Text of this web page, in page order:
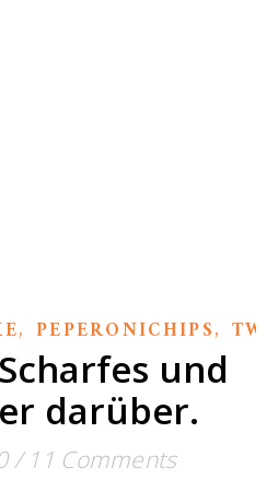
, PEPERONICHIPS,
und
darüber.
/ 11 Comments